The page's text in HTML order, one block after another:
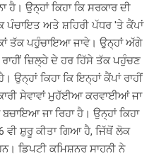
ਹੈ। ਉਨ੍ਹਾਂ ਕਿਹਾ ਕਿ ਸਰਕਾਰ ਦੀ
ਪੰਚਾਇਤ ਅਤੇ ਸ਼ਹਿਰੀ ਪੱਧਰ 'ਤੇ ਕੈਂਪਾਂ
ਤੱਕ ਪਹੁੰਚਾਇਆ ਜਾਵੇ। ਉਨ੍ਹਾਂ ਅੱਗੇ
ਰਾਹੀਂ ਜ਼ਿਲ੍ਹੇ ਦੇ ਹਰ ਹਿੱਸੇ ਤੱਕ ਪਹੁੰਚਣ
ਕਿਹਾ ਕਿ ਇਨ੍ਹਾਂ ਕੈਂਪਾਂ ਰਾਹੀਂ
ਸੇਵਾਵਾਂ ਮੁਹੱਈਆ ਕਰਵਾਈਆਂ ਜਾ
ਜਾ ਰਿਹਾ ਹੈ। ਉਨ੍ਹਾਂ ਕਿਹਾ
ਵੀ ਸ਼ੁਰੂ ਕੀਤਾ ਗਿਆ ਹੈ, ਜਿੱਥੋਂ ਲੋਕ
ਡਿਪਟੀ ਕਮਿਸ਼ਨਰ ਸਾਹਨੀ ਨੇ